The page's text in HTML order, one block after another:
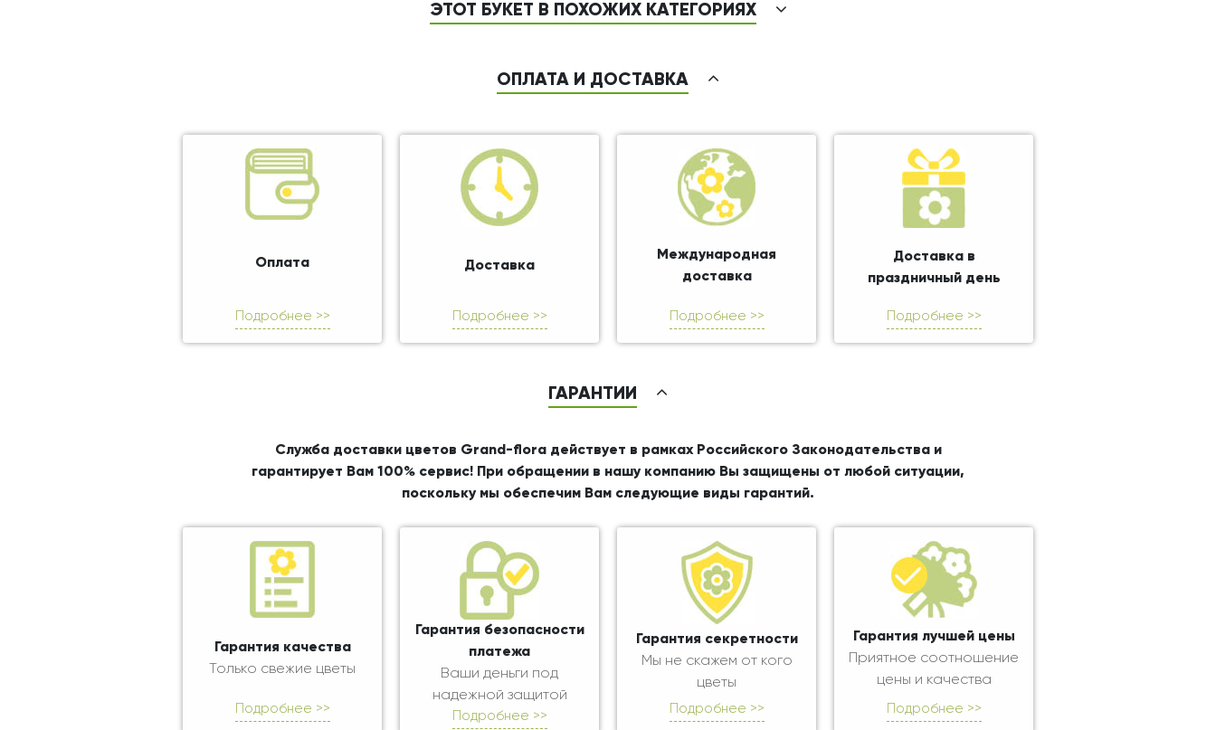
ЭТОТ БУКЕТ В ПОХОЖИХ КАТЕГОРИЯХ
ОПЛАТА И ДОСТАВКА
Оплата
Подробнее >>
Доставка
Подробнее >>
Международная
доставка
Подробнее >>
Доставка в
праздничный день
Подробнее >>
ГАРАНТИИ
Служба доставки цветов Grand-flora действует в рамках Российского Законодательства и
гарантирует Вам 100% сервис! При обращении в нашу компанию Вы защищены от любой ситуации,
поскольку мы обеспечим Вам следующие виды гарантий.
Гарантия качества
Только свежие цветы
Подробнее >>
Гарантия безопасности
платежа
Ваши деньги под
надежной защитой
Подробнее >>
Гарантия секретности
Мы не скажем от кого
цветы
Подробнее >>
Гарантия лучшей цены
Приятное соотношение
цены и качества
Подробнее >>